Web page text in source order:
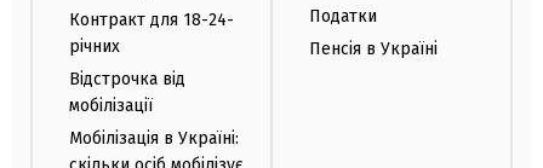
Контракт для 18-24-
річних
Відстрочка від
мобілізації
Мобілізація в Україні:
Податки
Пенсія в Україні